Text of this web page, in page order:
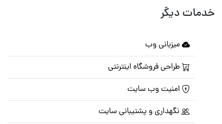
خدمات دیگر
میزبانی وب
طراحی فروشگاه اینترنتی
امنیت وب سایت
نگهداری و پشتیبانی سایت